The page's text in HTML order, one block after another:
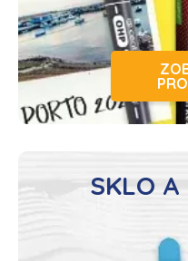
SKLO A